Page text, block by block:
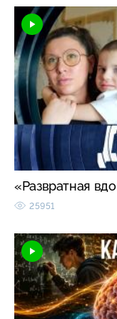
«Развратная
25951